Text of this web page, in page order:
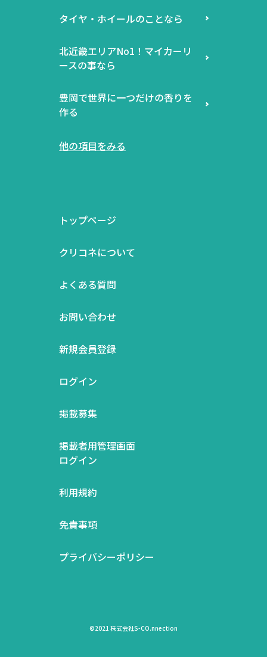
タイヤ・ホイールのことなら
北近畿エリアNo1！マイカーリ
ースの事なら
豊岡で世界に一つだけの香りを
作る
他の項目をみる
トップページ
クリコネについて
よくある質問
お問い合わせ
新規会員登録
ログイン
掲載募集
掲載者用管理画面
ログイン
利用規約
免責事項
プライバシーポリシー
©2021 株式会社S-CO.nnection